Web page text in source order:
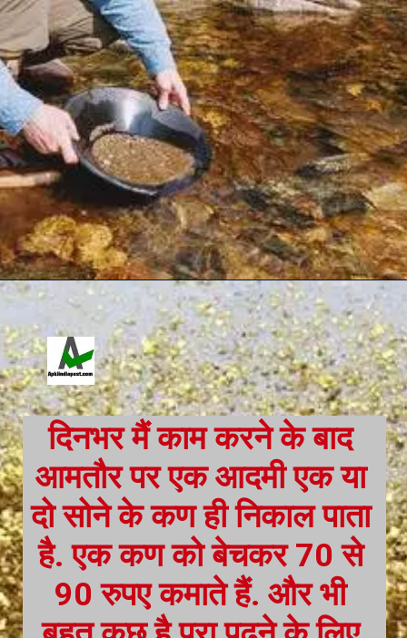
दिनभर मैं काम करने के बाद
आमतौर पर एक आदमी एक या
दो सोने के कण ही निकाल पाता
है. एक कण को बेचकर 70 से
90 रुपए कमाते हैं. और भी